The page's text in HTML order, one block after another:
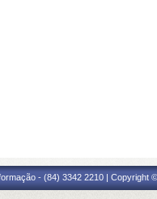
- (84) 3342 2210 |